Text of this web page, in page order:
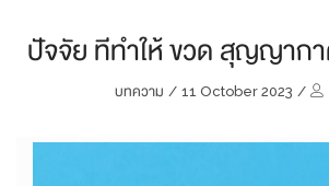
ปัจจัย ทีทำให้ ขวด สุญญาก
บทความ / 11 October 2023 /